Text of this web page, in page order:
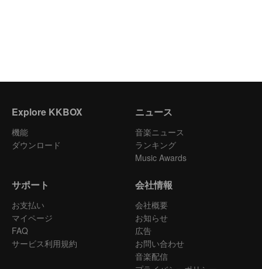
Explore KKBOX
機能
ダウンロード
ニュース
音楽ニュース
ランキング
Music Awards
サポート
お支払い
マイページ
FAQ
サービス利用規約
会社情報
会社概要
お知らせ
広告
お問い合わせ
音楽配信